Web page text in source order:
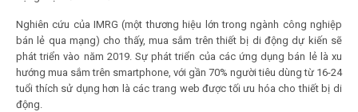
Nghiên cứu của IMRG (một thương hiệu lớn trong ngành công nghiệp
bán lẻ qua mạng) cho thấy, mua sắm trên thiết bị di động dự kiến sẽ
phát triển vào năm 2019. Sự phát triển của các ứng dụng bán lẻ là xu
hướng mua sắm trên smartphone, với gần 70% người tiêu dùng từ 16-24
tuổi thích sử dụng hơn là các trang web được tối ưu hóa cho thiết bị di
động.